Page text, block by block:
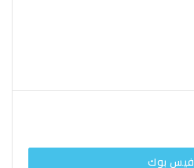
فيس بوك